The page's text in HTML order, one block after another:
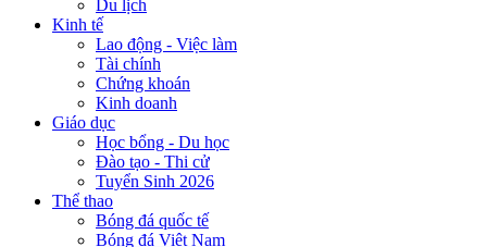
Du lịch
Kinh tế
Lao động - Việc làm
Tài chính
Chứng khoán
Kinh doanh
Giáo dục
Học bổng - Du học
Đào tạo - Thi cử
Tuyển Sinh 2026
Thể thao
Bóng đá quốc tế
Bóng đá Việt Nam